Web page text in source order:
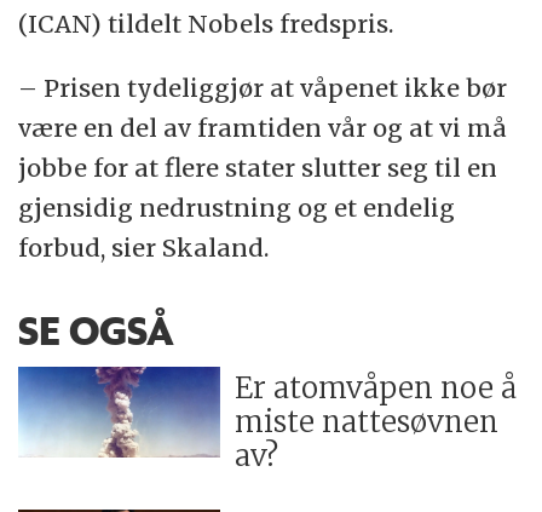
(ICAN) tildelt Nobels fredspris.
– Prisen tydeliggjør at våpenet ikke bør
være en del av framtiden vår og at vi må
jobbe for at flere stater slutter seg til en
gjensidig nedrustning og et endelig
forbud, sier Skaland.
SE OGSÅ
Er atomvåpen noe å
miste nattesøvnen
av?